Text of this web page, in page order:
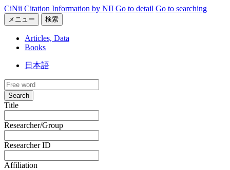
CiNii Citation Information by NII Go to detail Go to searching
メニュー 検索
Articles, Data
Books
日本語
Search
Title
Researcher/Group
Researcher ID
Affiliation